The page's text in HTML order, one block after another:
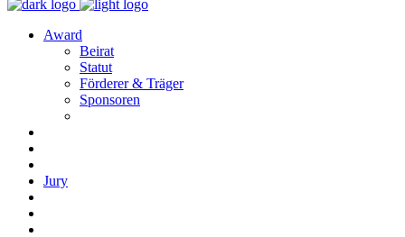
Award
Beirat
Statut
Förderer & Träger
Sponsoren
Jury